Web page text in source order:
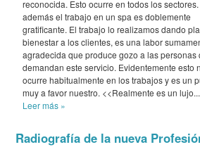
reconocida. Esto ocurre en todos los
además el trabajo en un spa es doblemente
gratificante. El trabajo lo realizamos dando
bienestar a los clientes, es una labor
agradecida que produce gozo a las personas
demandan este servicio. Evidentemente esto
ocurre habitualmente en los trabajos y es un
muy a favor nuestro. <<Realmente es un lujo...
Leer más »
Radiografía de la nueva